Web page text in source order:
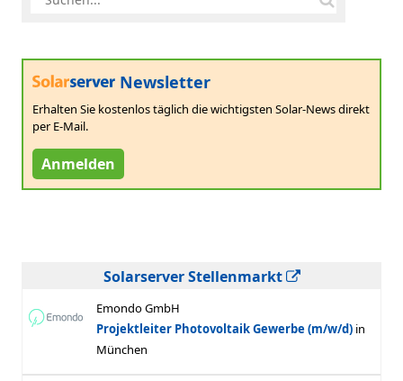
Newsletter
Erhalten Sie kostenlos täglich die wichtigsten Solar-News direkt
per E-Mail.
Anmelden
Solarserver Stellenmarkt